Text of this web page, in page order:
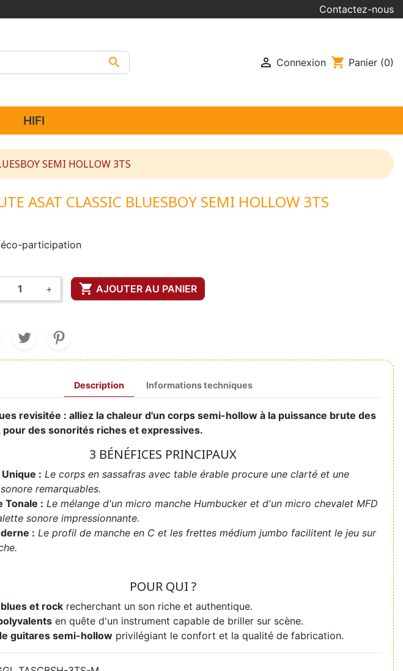
Contactez-nous
  Connexion shopping_cart Panier (0)
HIFI
SEMI HOLLOW 3TS
ASAT CLASSIC BLUESBOY SEMI HOLLOW 3TS
participation
+  AJOUTER AU PANIER
Description Informations techniques
revisitée : alliez la chaleur d'un corps semi-hollow à la puissance brute des
pour des sonorités riches et expressives.
3 BÉNÉFICES PRINCIPAUX
: Le corps en sassafras avec table érable procure une clarté et une
remarquables.
Tonale : Le mélange d'un micro manche Humbucker et d'un micro chevalet MFD
sonore impressionnante.
: Le profil de manche en C et les frettes médium jumbo facilitent le jeu sur
POUR QUI ?
et rock recherchant un son riche et authentique.
en quête d'un instrument capable de briller sur scène.
guitares semi-hollow privilégiant le confort et la qualité de fabrication.